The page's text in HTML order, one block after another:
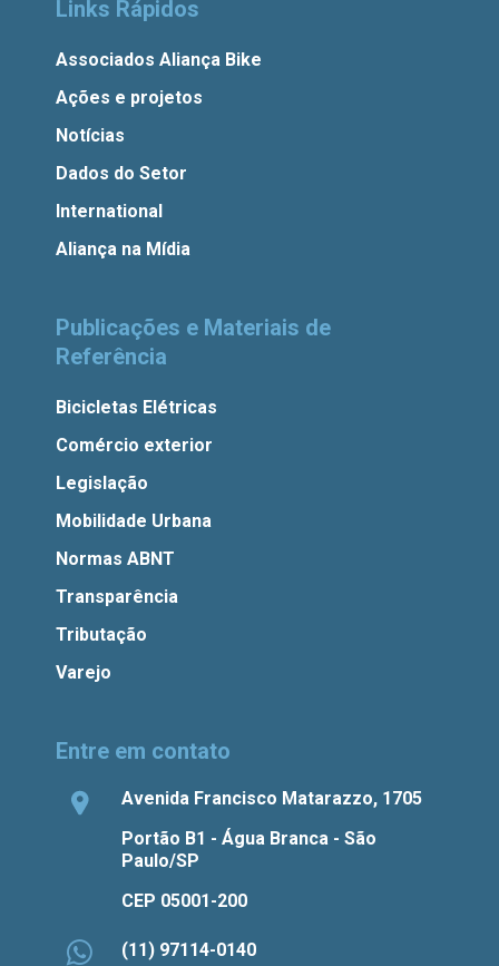
Links Rápidos
Associados Aliança Bike
Ações e projetos
Notícias
Dados do Setor
International
Aliança na Mídia
Publicações e Materiais de
Referência
Bicicletas Elétricas
Comércio exterior
Legislação
Mobilidade Urbana
Normas ABNT
Transparência
Tributação
Varejo
Entre em contato
Avenida Francisco Matarazzo, 1705
Portão B1 - Água Branca - São
Paulo/SP
CEP 05001-200
(11) 97114-0140